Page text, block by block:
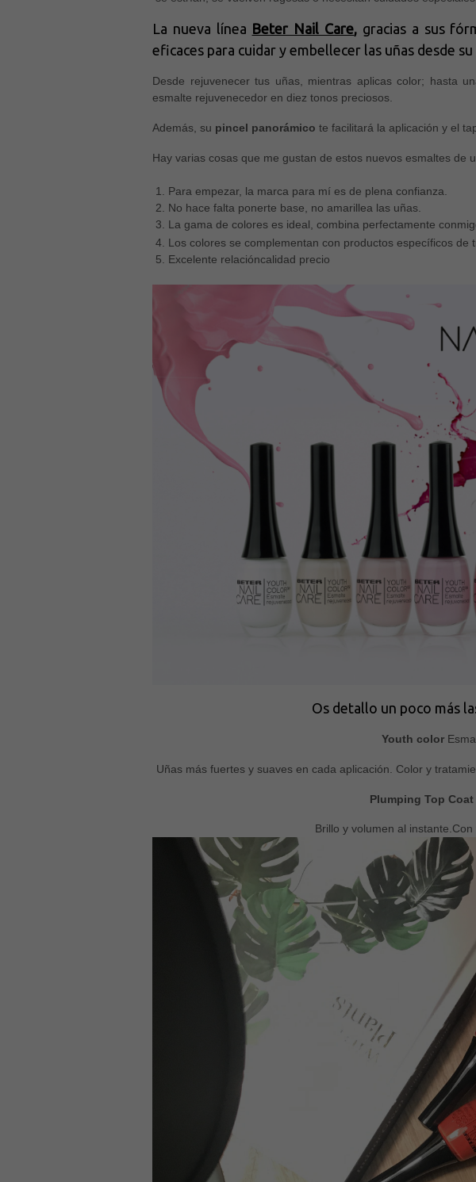
La nueva línea Beter Nail Care, gracias a sus
eficaces para cuidar y embellecer las uñas desde
Desde rejuvenecer tus uñas, mientras aplicas color; hasta
esmalte rejuvenecedor en diez tonos preciosos.
Además, su pincel panorámico te facilitará la aplicación y el
Hay varias cosas que me gustan de estos nuevos esmaltes de
Para empezar, la marca para mí es de plena confianza.
No hace falta ponerte base, no amarillea las uñas.
La gama de colores es ideal, combina perfectamente
Los colores se complementan con productos específicos de
Excelente relacióncalidad precio
Os detallo un poco más
Youth color
Uñas más fuertes y suaves en cada aplicación. Color y
Plumping Top Coat
Brillo y volumen al